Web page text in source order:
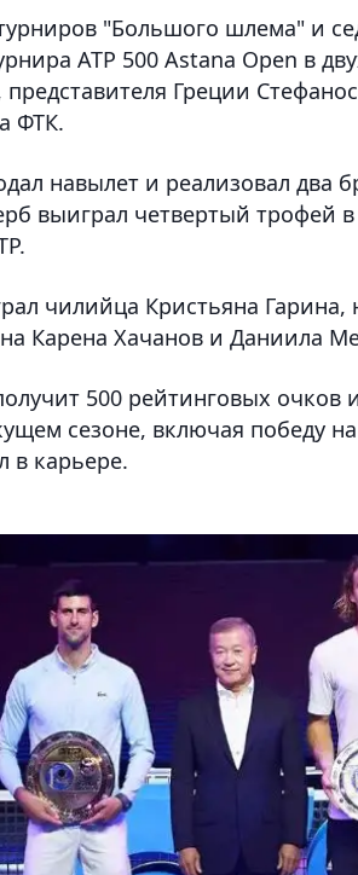
"Большого шлема" и
ATP 500 Astana Open в
Греции
ФТК.
навылет и реализовал два
выиграл четвертый трофей
чилийца Кристьяна Гарина,
Карена Хачанов и Даниила
500 рейтинговых очков
сезоне, включая победу
в карьере.